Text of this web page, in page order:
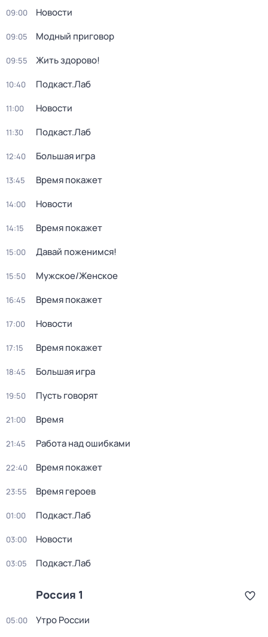
09:00 Новости
09:05 Модный приговор
09:55 Жить здорово!
10:40 Подкаст.Лаб
11:00 Новости
11:30 Подкаст.Лаб
12:40 Большая игра
13:45 Время покажет
14:00 Новости
14:15 Время покажет
15:00 Давай поженимся!
15:50 Мужское/Женское
16:45 Время покажет
17:00 Новости
17:15 Время покажет
18:45 Большая игра
19:50 Пусть говорят
21:00 Время
21:45 Работа над ошибками
22:40 Время покажет
23:55 Время героев
01:00 Подкаст.Лаб
03:00 Новости
03:05 Подкаст.Лаб
Россия 1
05:00 Утро России